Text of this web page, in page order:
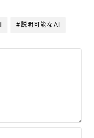
#説明可能なAI